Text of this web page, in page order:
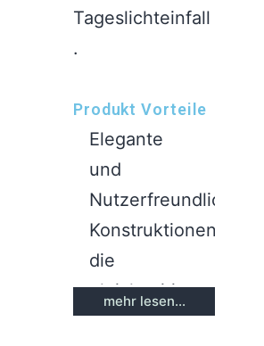
Tageslichteinfall
.
Produkt Vorteile
Elegante
und
Nutzerfreundliche
Konstruktionen,
die
gleichzeitig
die optimale
mehr lesen...